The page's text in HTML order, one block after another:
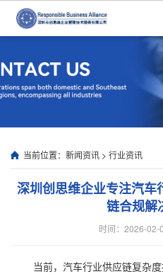
当前位置： 新闻资讯 > 行业资讯
深圳创思维企业专注汽
链合规解
时间：2026-02-
当前，汽车行业供应链复杂度